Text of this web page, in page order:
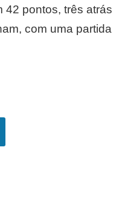
42 pontos, três atrás
com uma partida